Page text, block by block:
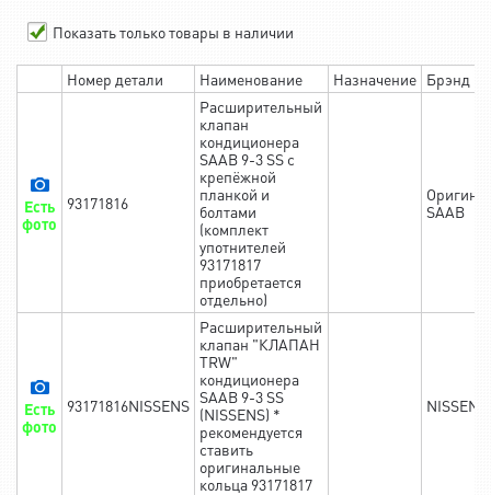
Показать только товары в наличии
Номер детали Наименование Назначение Брэнд
Есть
фото
93171816
Расширительный
клапан
кондиционера
SAAB 9-3 SS с
крепёжной
планкой и
болтами
(комплект
употнителей
93171817
приобретается
отдельно)
SAAB
Есть
фото
93171816NISSENS
Расширительный
клапан "КЛАПАН
TRW"
кондиционера
SAAB 9-3 SS
(NISSENS) *
рекомендуется
ставить
оригинальные
кольца 93171817
NISSENS